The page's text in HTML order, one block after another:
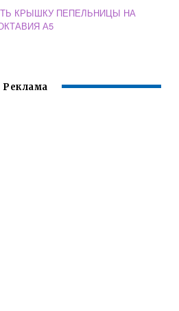
КРЫШКУ ПЕПЕЛЬНИЦЫ НА
А5
Реклама